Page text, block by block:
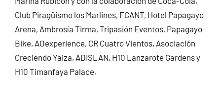
Club Piragüismo los Marlines, FCANT, Hotel Papagayo
Arena, Ambrosía Tirma, Tripasión Eventos, Papagayo
Bike, AOexperience, CR Cuatro Vientos, Asociación
Creciendo Yaiza, ADISLAN, H10 Lanzarote Gardens y
H10 Timanfaya Palace.